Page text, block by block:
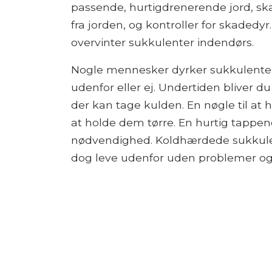
passende, hurtigdrenerende jord,
fra jorden, og kontroller for
overvinter sukkulenter indendørs.
Nogle mennesker dyrker
udenfor eller ej. Undertiden bliver
der kan tage kulden. En nøgle til at
at holde dem tørre. En hurtig
nødvendighed. Koldhærdede
dog leve udenfor uden problemer